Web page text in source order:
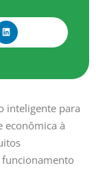
inteligente para
econômica à